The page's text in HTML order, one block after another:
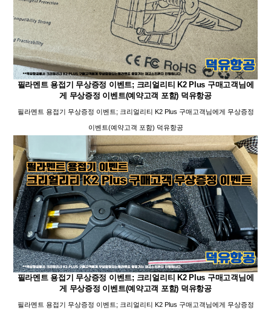
필라멘트 용접기 무상증정 이벤트; 크리얼리티 K2 Plus 구매고객님에
게 무상증정 이벤트(예약고객 포함) 덕유항공
필라멘트 용접기 무상증정 이벤트; 크리얼리티 K2 Plus 구매고객님에게 무상증정
이벤트(예약고객 포함) 덕유항공
필라멘트 용접기 무상증정 이벤트; 크리얼리티 K2 Plus 구매고객님에
게 무상증정 이벤트(예약고객 포함) 덕유항공
필라멘트 용접기 무상증정 이벤트; 크리얼리티 K2 Plus 구매고객님에게 무상증정